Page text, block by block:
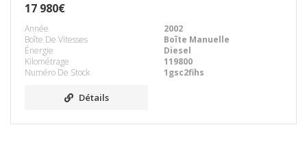
17 980€
Année
2002
Boîte De Vitesses
Boîte Manuelle
Énergie
Diesel
Kilométrage
119800
Numéro De Stock
1gsc2fihs
Détails